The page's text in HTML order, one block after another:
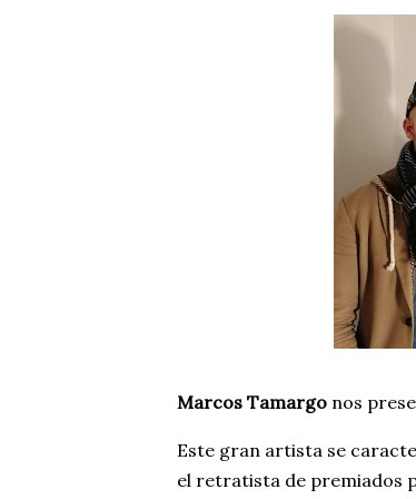
Marcos Tamargo nos
Este gran artista se
el retratista de premiados